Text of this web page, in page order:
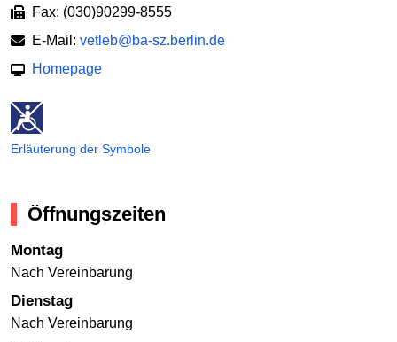
Fax: (030)90299-8555
E-Mail: vetleb@ba-sz.berlin.de
Homepage
Erläuterung der Symbole
Öffnungszeiten
Montag
Nach Vereinbarung
Dienstag
Nach Vereinbarung